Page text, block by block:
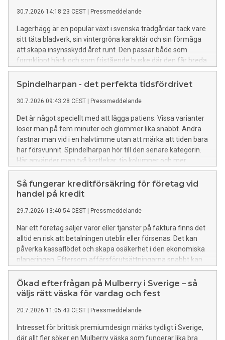
30.7.2026 14:18:23 CEST Pressmeddelande
Lagerhägg är en populär växt i svenska trädgårdar tack vare
sitt täta bladverk, sin vintergröna karaktär och sin förmåga
att skapa insynsskydd året runt. Den passar både som
formklippt häck och som fristående buske där den får breda
ut sig mer naturligt. Med rätt placering och skötsel kan
lagerhägg utvecklas till en kraftfull växt som ger trädgården
rätt plats för lagerhägg För att lagerhägg ska trivas är
placeringen viktig. Växten uppskattar en plats i sol till
halvskugga, men den bör gärna skyddas från starka vindar.
En alltför utsatt plats kan göra att bladen skadas under kalla
samtidigt väldränerad. Om marken är tung och lerig kan det
vara bra att förbättra jorden med kompost eller
fungerar bra som häck eftersom den växer tätt och snabbt
täcker stora ytor. Den är särskilt uppskattad i moderna
trädgårdar där många
Spindelharpan - det perfekta tidsfördrivet
30.7.2026 09:43:28 CEST Pressmeddelande
Det är något speciellt med att lägga patiens. Vissa varianter
löser man på fem minuter och glömmer lika snabbt. Andra
fastnar man vid i en halvtimme utan att märka att tiden bara
har försvunnit. Spindelharpan hör till den senare kategorin.
Här använder man två kortlekar, tio kolumner och mer
strategi än sin klassiska kusin. Spelet har blivit en av de mest
välkända patiensvarianterna.
Så fungerar kreditförsäkring för företag vid
handel på kredit
29.7.2026 13:40:54 CEST Pressmeddelande
När ett företag säljer varor eller tjänster på faktura finns det
alltid en risk att betalningen uteblir eller försenas. Det kan
påverka kassaflödet och skapa osäkerhet i den ekonomiska
planeringen. Eftersom affärsförutsättningarna snabbt kan
förändras är det avgörande att skydda likviditeten och
hantera kreditrisker på ett strukturerat sätt. Med en
anpassad lösning kan verksamheten fortsätta utvecklas
undersökning från 2025 uppgick förfallna fakturor till 33
procent av de svenska B2B-fakturorna, och 6 procent
uppgavs ha skrivits av som osäkra fordringar. Därför är
Ökad efterfrågan på Mulberry i Sverige – så
väljs rätt väska för vardag och fest
20.7.2026 11:05:43 CEST Pressmeddelande
Intresset för brittisk premiumdesign märks tydligt i Sverige,
där allt fler söker en Mulberry väska som fungerar lika bra